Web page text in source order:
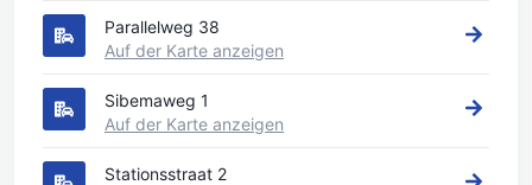
Parallelweg 38
Auf der Karte anzeigen
Sibemaweg 1
Auf der Karte anzeigen
Stationsstraat 2